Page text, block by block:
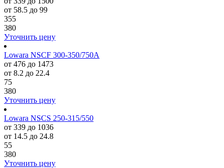
от 58.5 до 99
355
380
Уточнить цену
Lowara NSCF 300-350/750A
от 476 до 1473
от 8.2 до 22.4
75
380
Уточнить цену
Lowara NSCS 250-315/550
от 339 до 1036
от 14.5 до 24.8
55
380
Уточнить цену